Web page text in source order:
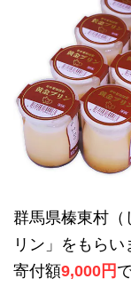
群馬県榛東村（
リン」をもらい
寄付額9,000円